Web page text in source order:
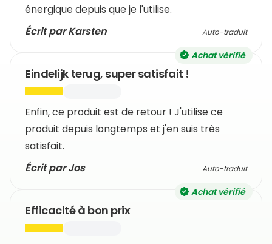
énergique depuis que je l'utilise.
Écrit par Karsten
Auto-traduit
Achat vérifié
Eindelijk terug, super satisfait !
Enfin, ce produit est de retour ! J'utilise ce
produit depuis longtemps et j'en suis très
satisfait.
Écrit par Jos
Auto-traduit
Achat vérifié
Efficacité à bon prix